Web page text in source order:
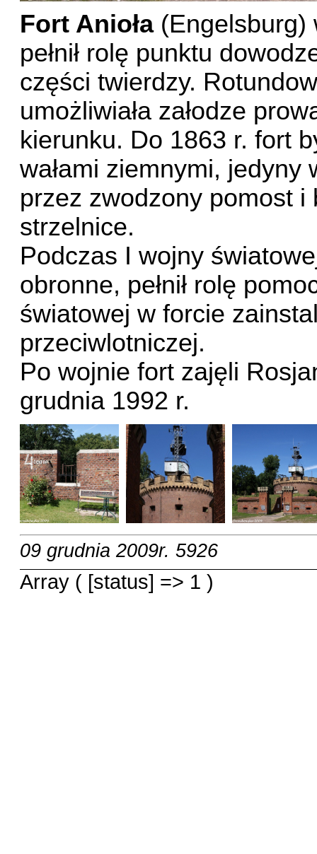
Fort Anioła(Engelsburg)
pełnił rolę punktu
części twierdzy.
umożliwiała załodze
kierunku. Do 1863 r. fort
wałami ziemnymi, jedyny
przez zwodzony pomost
strzelnice.
Podczas I wojny
obronne, pełnił rolę
światowej w forcie
przeciwlotniczej.
Po wojnie fort zajęli
grudnia 1992 r.
09 grudnia 2009r. 5926
Array ( [status] => 1 )